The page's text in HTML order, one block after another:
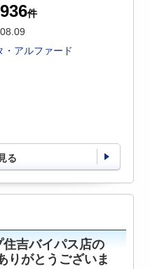
件
・アルファード
る
吉バイパス店の
りがとうございま